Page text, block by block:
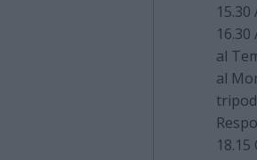
al
al